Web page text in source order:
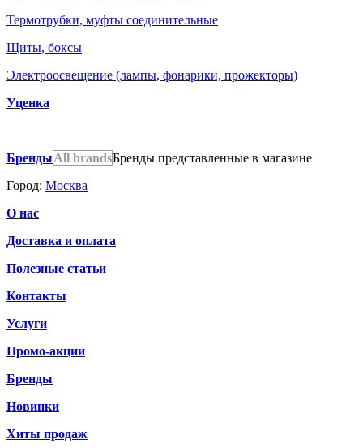
Термотрубки, муфты соединительные
Щиты, боксы
Электроосвещение (лампы, фонарики, прожекторы)
Уценка
БрендыAll brandsБренды представленные в магазине
Город: Москва
О нас
Доставка и оплата
Полезные статьи
Контакты
Услуги
Промо-акции
Бренды
Новинки
Хиты продаж